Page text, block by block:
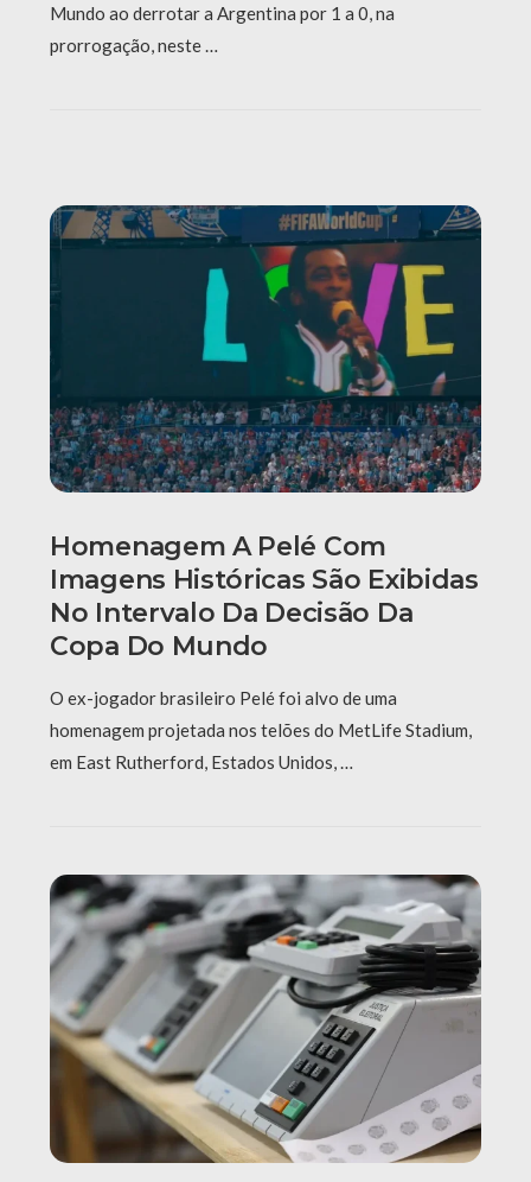
Mundo ao derrotar a Argentina por 1 a 0, na
prorrogação, neste …
Homenagem A Pelé Com
Imagens Históricas São Exibidas
No Intervalo Da Decisão Da
Copa Do Mundo
O ex-jogador brasileiro Pelé foi alvo de uma
homenagem projetada nos telões do MetLife Stadium,
em East Rutherford, Estados Unidos, …